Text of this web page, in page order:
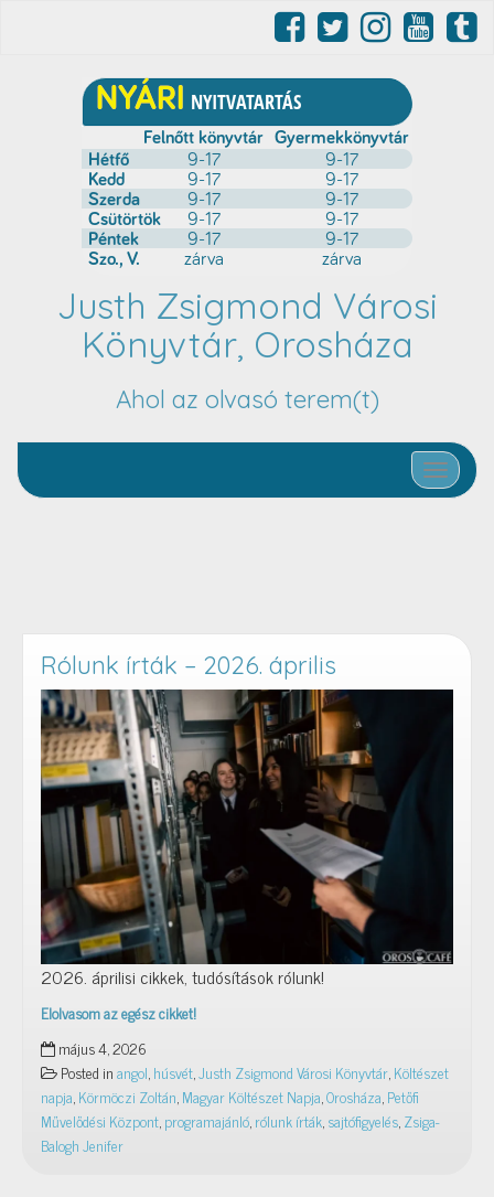
Justh Zsigmond Városi
Könyvtár, Orosháza
Ahol az olvasó terem(t)
Toggle
Rólunk írták – 2026. április
2026. áprilisi cikkek, tudósítások rólunk!
Elolvasom az egész cikket!
Rólunk
írták
–
2026.
április
május 4, 2026
Posted inangol,húsvét,Justh Zsigmond Városi Könyvtár,Költészet
napja,Körmöczi Zoltán,Magyar Költészet Napja,Orosháza,Petőfi
Művelődési Központ,programajánló,rólunk írták,sajtófigyelés,Zsiga-
Balogh Jenifer